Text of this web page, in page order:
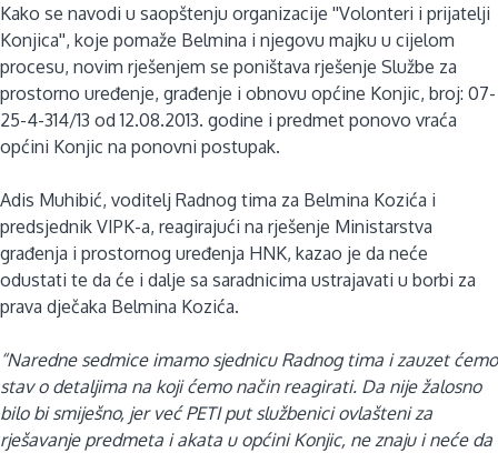
Kako se navodi u saopštenju organizacije ''Volonteri i prijatelji
Konjica'', koje pomaže Belmina i njegovu majku u cijelom
procesu, novim rješenjem se poništava rješenje Službe za
prostorno uređenje, građenje i obnovu općine Konjic, broj: 07-
25-4-314/13 od 12.08.2013. godine i predmet ponovo vraća
općini Konjic na ponovni postupak.
Adis Muhibić, voditelj Radnog tima za Belmina Kozića i
predsjednik VIPK-a, reagirajući na rješenje Ministarstva
građenja i prostornog uređenja HNK, kazao je da neće
odustati te da će i dalje sa saradnicima ustrajavati u borbi za
prava dječaka Belmina Kozića.
“Naredne sedmice imamo sjednicu Radnog tima i zauzet ćemo
stav o detaljima na koji ćemo način reagirati. Da nije žalosno
bilo bi smiješno, jer već PETI put službenici ovlašteni za
rješavanje predmeta i akata u općini Konjic, ne znaju i neće da